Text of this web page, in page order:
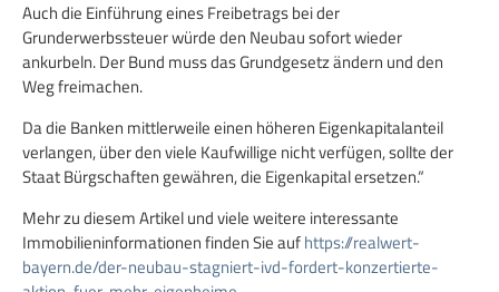
Auch die Einführung eines Freibetrags bei der
Grunderwerbssteuer würde den Neubau sofort wieder
ankurbeln. Der Bund muss das Grundgesetz ändern und den
Weg freimachen.
Da die Banken mittlerweile einen höheren Eigenkapitalanteil
verlangen, über den viele Kaufwillige nicht verfügen, sollte der
Staat Bürgschaften gewähren, die Eigenkapital ersetzen.“
Mehr zu diesem Artikel und viele weitere interessante
Immobilieninformationen finden Sie aufhttps://realwert-
bayern.de/der-neubau-stagniert-ivd-fordert-konzertierte-